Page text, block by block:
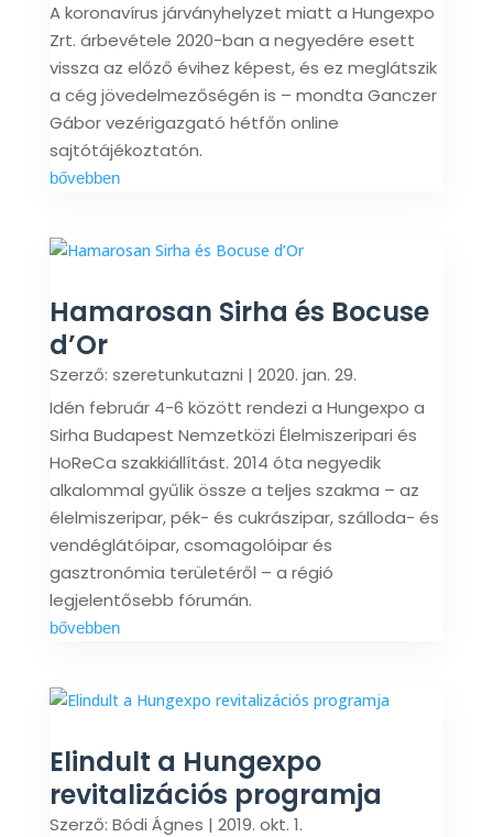
A koronavírus járványhelyzet miatt a Hungexpo
Zrt. árbevétele 2020-ban a negyedére esett
vissza az előző évihez képest, és ez meglátszik
a cég jövedelmezőségén is – mondta Ganczer
Gábor vezérigazgató hétfőn online
sajtótájékoztatón.
bővebben
Hamarosan Sirha és Bocuse
d’Or
Szerző: szeretunkutazni | 2020. jan. 29.
Idén február 4-6 között rendezi a Hungexpo a
Sirha Budapest Nemzetközi Élelmiszeripari és
HoReCa szakkiállítást. 2014 óta negyedik
alkalommal gyűlik össze a teljes szakma – az
élelmiszeripar, pék- és cukrászipar, szálloda- és
vendéglátóipar, csomagolóipar és
gasztronómia területéről – a régió
legjelentősebb fórumán.
bővebben
Elindult a Hungexpo
revitalizációs programja
Szerző: Bódi Ágnes | 2019. okt. 1.